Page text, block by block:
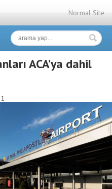
Normal Site
ACA’ya dahil
1